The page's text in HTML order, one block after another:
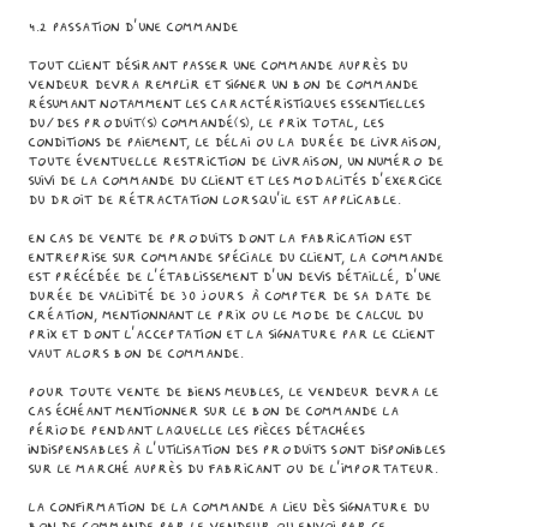
4.2 Passation d’une commande
Tout Client désirant passer une commande auprès du
Vendeur devra remplir et signer un bon de commande
résumant notamment les caractéristiques essentielles
du/des Produit(s) commandé(s), le prix total, les
conditions de paiement, le délai ou la durée de livraison,
toute éventuelle restriction de livraison, un numéro de
suivi de la commande du Client et les modalités d’exercice
du droit de rétractation lorsqu’il est applicable.
En cas de vente de Produits dont la fabrication est
entreprise sur commande spéciale du Client, la commande
est précédée de l’établissement d’un devis détaillé, d’une
durée de validité de 30 jours à compter de sa date de
création, mentionnant le prix ou le mode de calcul du
prix et dont l’acceptation et la signature par le Client
vaut alors bon de commande.
Pour toute vente de biens meubles, le Vendeur devra le
cas échéant mentionner sur le bon de commande la
période pendant laquelle les pièces détachées
indispensables à l’utilisation des Produits sont disponibles
sur le marché auprès du fabricant ou de l’importateur.
La confirmation de la commande a lieu dès signature du